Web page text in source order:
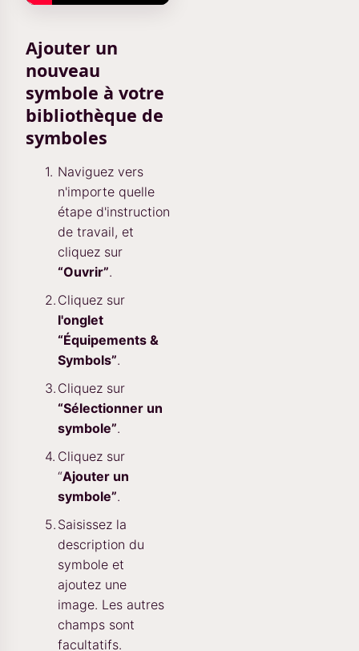
Ajouter un
nouveau
symbole à votre
bibliothèque de
symboles
Naviguez vers
n'importe quelle
étape d'instruction
de travail, et
cliquez sur
“Ouvrir”.
Cliquez sur
l'onglet
“Équipements &
Symbols”.
Cliquez sur
“Sélectionner un
symbole”.
Cliquez sur
“Ajouter un
symbole”.
Saisissez la
description du
symbole et
ajoutez une
image. Les autres
champs sont
facultatifs.